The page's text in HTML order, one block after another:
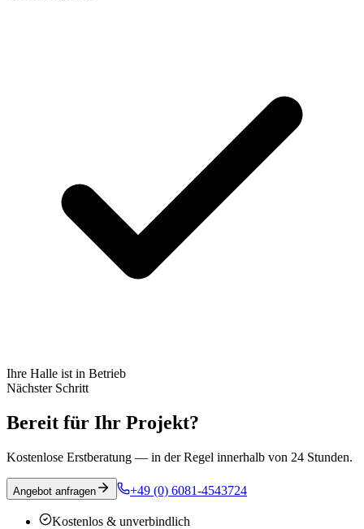
Ihre Halle ist in Betrieb
Nächster Schritt
Bereit für Ihr Projekt?
Kostenlose Erstberatung — in der Regel innerhalb von 24 Stunden.
Angebot anfragen +49 (0) 6081-4543724
Kostenlos & unverbindlich